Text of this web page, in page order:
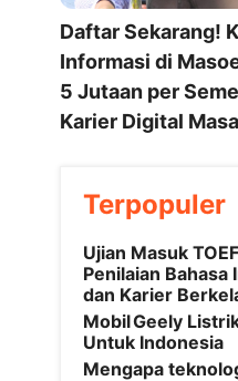
Daftar Sekarang!
Informasi di
5 Jutaan per
Karier Digital
Terpopuler
Ujian Masuk
Penilaian
dan Karier
Mobil Geely
Untuk Indonesia
Mengapa